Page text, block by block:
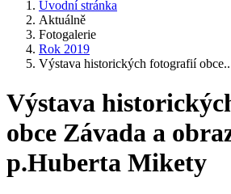
Úvodní stránka
Aktuálně
Fotogalerie
Rok 2019
Výstava historických fotografií
Výstava
obce Závada a
p.Huberta Mikety